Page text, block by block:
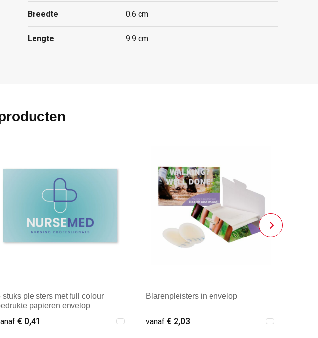
Breedte 0.6 cm
Lengte 9.9 cm
stuks pleisters met full colour
papieren envelop
€ 0,41
Blarenpleisters in envelop
vanaf € 2,03